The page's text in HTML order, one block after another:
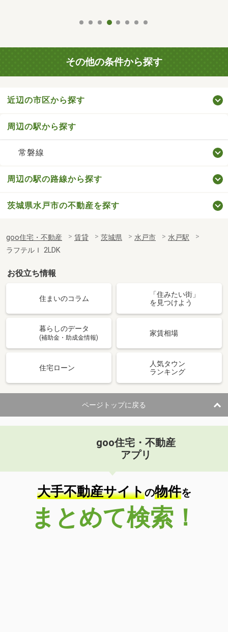
その他の条件から探す
近辺の市区から探す
周辺の駅から探す
常磐線
周辺の駅の路線から探す
茨城県水戸市の不動産を探す
goo住宅・不動産 賃貸 茨城県 水戸市
水戸駅
ラフテルＩ 2LDK
お役立ち情報
住まいのコラム
「住みたい街」
を見つけよう
暮らしのデータ
(補助金・助成金情報)
家賃相場
住宅ローン
人気タウン
ランキング
ページトップに戻る
goo住宅・不動産
アプリ
大手不動産サイトの物件を
まとめて検索！